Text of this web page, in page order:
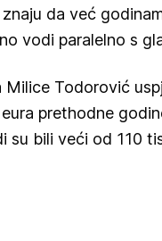
znaju da već
vodi paralelno s
Milice Todorović
prethodne
su bili veći od 110